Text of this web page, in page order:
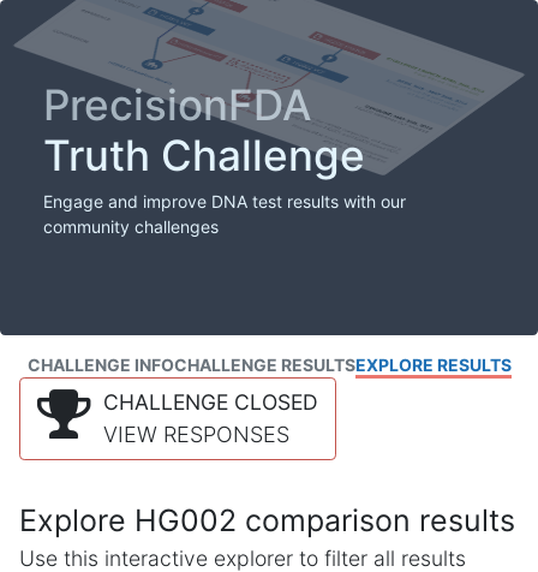
PrecisionFDA
Truth Challenge
Engage and improve DNA test results with our
community challenges
CHALLENGE INFOCHALLENGE RESULTSEXPLORE RESULTS
CHALLENGE CLOSED
VIEW RESPONSES
Explore HG002 comparison results
Use this interactive explorer to filter all results